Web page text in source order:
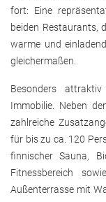
fort: Eine
beiden Restaurants,
warme und
gleichermaßen.
Besonders
Immobilie. Neben
zahlreiche
für bis zu ca. 120
finnischer Sauna,
Fitnessbereich
Außenterrasse mit